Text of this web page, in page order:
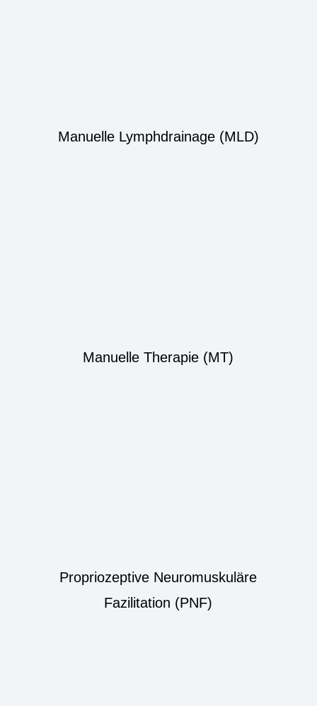
Manuelle Lymphdrainage (MLD)
Manuelle Therapie (MT)
Propriozeptive Neuromuskuläre
Fazilitation (PNF)